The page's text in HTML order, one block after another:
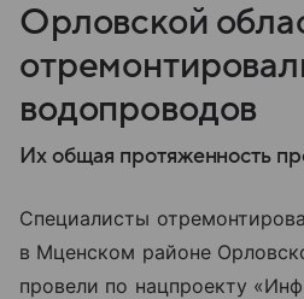
Орловской
водопроводов
Их общая протяженность
Специалисты
в Мценском районе
провели по нацпроекту